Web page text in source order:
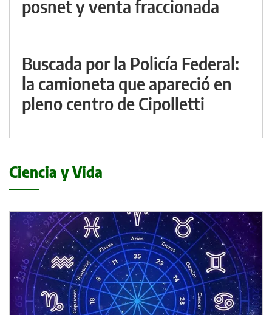
posnet y venta fraccionada
Buscada por la Policía Federal:
la camioneta que apareció en
pleno centro de Cipolletti
Ciencia y Vida